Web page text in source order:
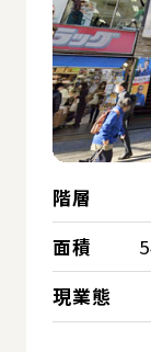
階層
面積
現業態